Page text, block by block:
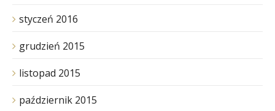
styczeń 2016
grudzień 2015
listopad 2015
październik 2015